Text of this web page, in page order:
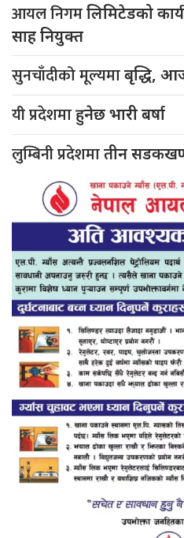
आयल निगमलिमिटेडको
साह नियुक्त
सुनचाँदीको मूल्यमाबृद्धि,
यी प्रदेशमाहुनेछ भारी बर्षा
लुम्बिनी प्रदेशमातीन